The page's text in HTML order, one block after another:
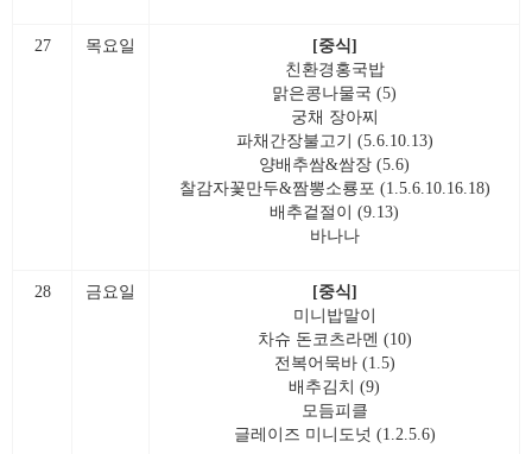
27 목요일
[중식]
친환경홍국밥
맑은콩나물국 (5)
궁채 장아찌
파채간장불고기 (5.6.10.13)
양배추쌈&쌈장 (5.6)
찰감자꽃만두&짬뽕소룡포 (1.5.6.10.16.18)
배추겉절이 (9.13)
바나나
28 금요일
[중식]
미니밥말이
차슈 돈코츠라멘 (10)
전복어묵바 (1.5)
배추김치 (9)
모듬피클
글레이즈 미니도넛 (1.2.5.6)